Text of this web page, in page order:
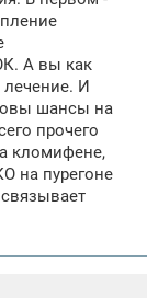
А вы как
И
шансы на
прочего
кломифене,
на пурегоне